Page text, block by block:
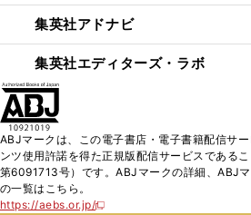
集英社アドナビ
集英社エディターズ・ラボ
ABJマークは、この電子書店・電子書籍配信サ
ンツ使用許諾を得た正規版配信サービスである
第6091713号）です。ABJマークの詳細、ABJ
の一覧はこちら。
https://aebs.or.jp/
新